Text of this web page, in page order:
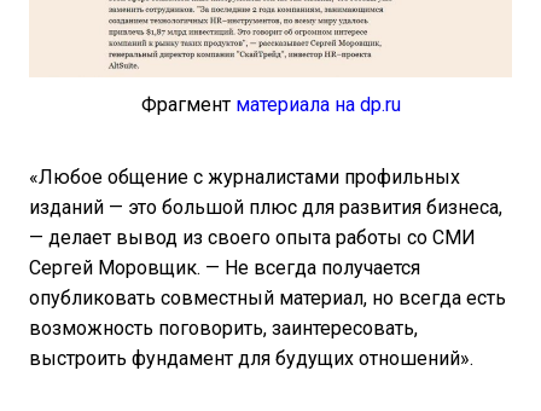
Фрагмент материала на dp.ru
«Любое общение с журналистами профильных
изданий — это большой плюс для развития бизнеса,
— делает вывод из своего опыта работы со СМИ
Сергей Моровщик. — Не всегда получается
опубликовать совместный материал, но всегда есть
возможность поговорить, заинтересовать,
выстроить фундамент для будущих отношений».